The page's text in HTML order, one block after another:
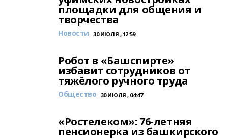
площадки для общения и
творчества
Новости 30 ИЮЛЯ , 12:59
Робот в «Башспирте»
избавит сотрудников от
тяжёлого ручного труда
Общество 30 ИЮЛЯ , 04:47
«Ростелеком»: 76-летняя
пенсионерка из башкирского